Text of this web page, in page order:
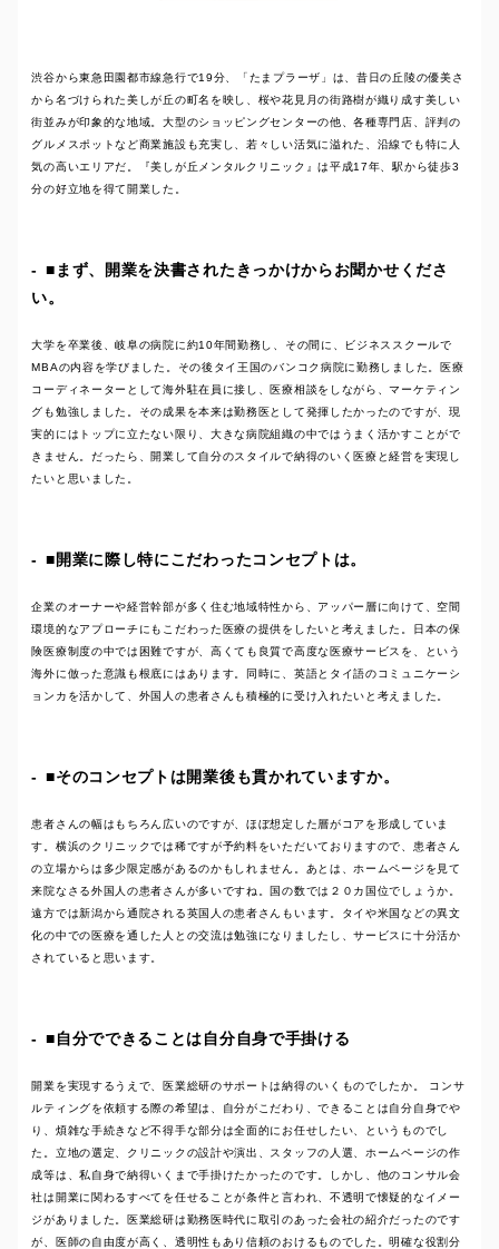
渋谷から東急田園都市線急行で19分、「たまプラーザ」は、昔日の丘陵の優美さ
から名づけられた美しが丘の町名を映し、桜や花見月の街路樹が織り成す美しい
街並みが印象的な地域。大型のショッピングセンターの他、各種専門店、評判の
グルメスポットなど商業施設も充実し、若々しい活気に溢れた、沿線でも特に人
気の高いエリアだ。『美しが丘メンタルクリニック』は平成17年、駅から徒歩3
分の好立地を得て開業した。
■まず、開業を決書されたきっかけからお聞かせくださ
い。
大学を卒業後、岐阜の病院に約10年間勤務し、その間に、ビジネススクールで
MBAの内容を学びました。その後タイ王国のバンコク病院に勤務しました。医療
コーディネーターとして海外駐在員に接し、医療相談をしながら、マーケティン
グも勉強しました。その成果を本来は勤務医として発揮したかったのですが、現
実的にはトップに立たない限り、大きな病院組織の中ではうまく活かすことがで
きません。だったら、開業して自分のスタイルで納得のいく医療と経営を実現し
たいと思いました。
■開業に際し特にこだわったコンセプトは。
企業のオーナーや経営幹部が多く住む地域特性から、アッパー層に向けて、空間
環境的なアプローチにもこだわった医療の提供をしたいと考えました。日本の保
険医療制度の中では困難ですが、高くても良質で高度な医療サービスを、という
海外に倣った意識も根底にはあります。同時に、英語とタイ語のコミュニケーシ
ョンカを活かして、外国人の患者さんも積極的に受け入れたいと考えました。
■そのコンセプトは開業後も貫かれていますか。
患者さんの幅はもちろん広いのですが、ほぼ想定した層がコアを形成していま
す。横浜のクリニックでは稀ですが予約料をいただいておりますので、患者さん
の立場からは多少限定感があるのかもしれません。あとは、ホームページを見て
来院なさる外国人の患者さんが多いですね。国の数では２０カ国位でしょうか。
遠方では新潟から通院される英国人の患者さんもいます。タイや米国などの異文
化の中での医療を通した人との交流は勉強になりましたし、サービスに十分活か
されていると思います。
■自分でできることは自分自身で手掛ける
開業を実現するうえで、医業総研のサポートは納得のいくものでしたか。 コンサ
ルティングを依頼する際の希望は、自分がこだわり、できることは自分自身でや
り、煩雑な手続きなど不得手な部分は全面的にお任せしたい、というものでし
た。立地の選定、クリニックの設計や演出、スタッフの人選、ホームページの作
成等は、私自身で納得いくまで手掛けたかったのです。しかし、他のコンサル会
社は開業に関わるすべてを任せることが条件と言われ、不透明で懐疑的なイメー
ジがありました。医業総研は勤務医時代に取引のあった会社の紹介だったのです
が、医師の自由度が高く、透明性もあり信頼のおけるものでした。明確な役割分